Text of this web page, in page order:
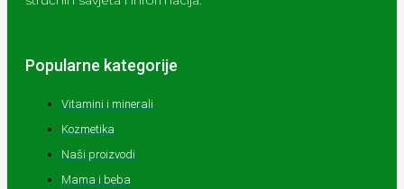
Popularne kategorije
Vitamini i minerali
Kozmetika
Naši proizvodi
Mama i beba